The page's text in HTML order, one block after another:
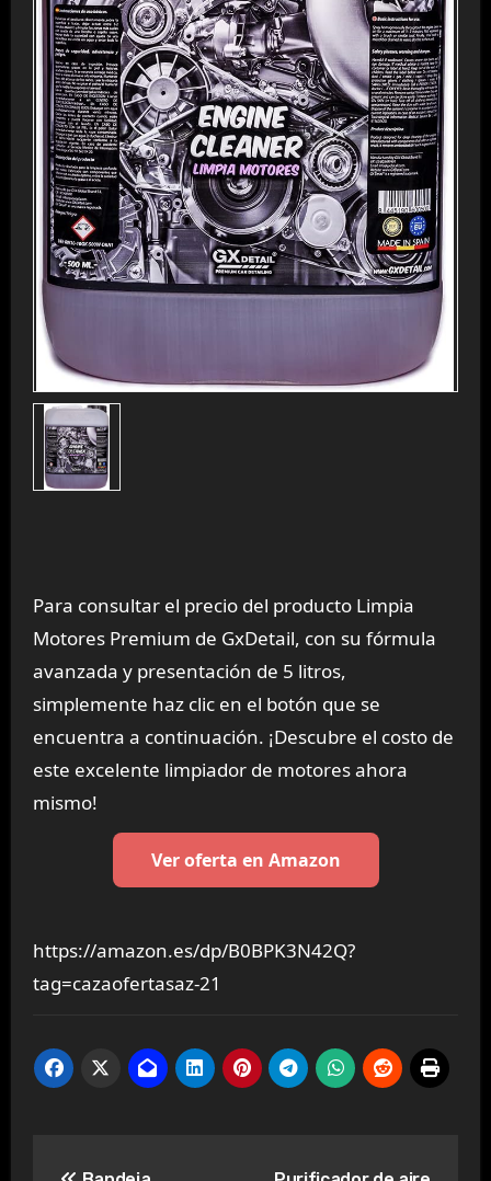
Para consultar el precio del producto Limpia
Motores Premium de GxDetail, con su fórmula
avanzada y presentación de 5 litros,
simplemente haz clic en el botón que se
encuentra a continuación. ¡Descubre el costo de
este excelente limpiador de motores ahora
mismo!
Ver oferta en Amazon
https://amazon.es/dp/B0BPK3N42Q?
tag=cazaofertasaz-21